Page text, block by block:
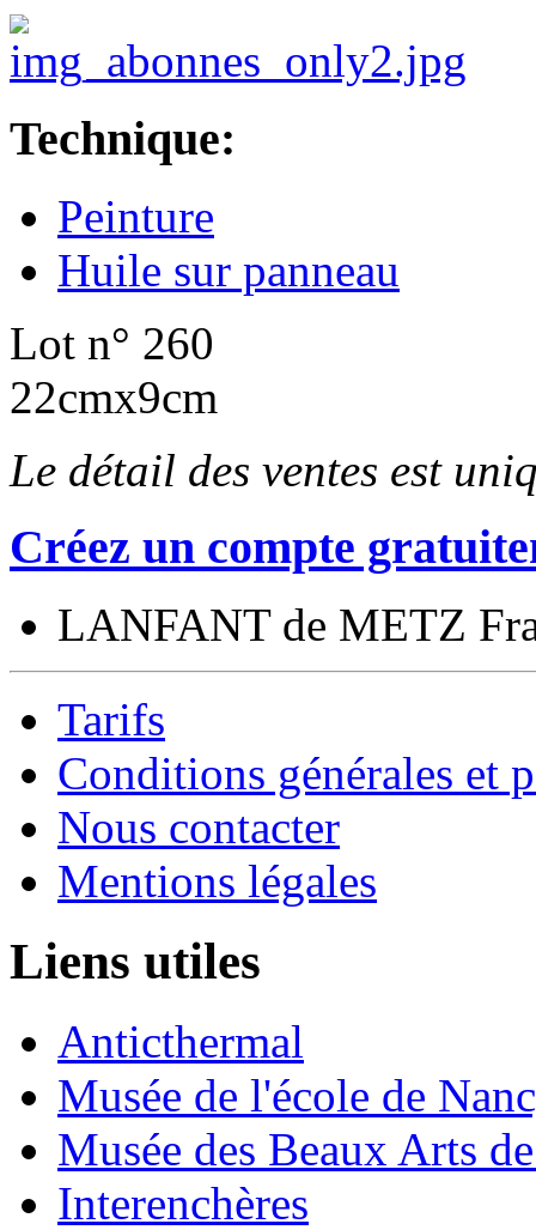
Technique:
Peinture
Huile sur panneau
Lot n° 260
22cmx9cm
Le détail des ventes est
Créez un compte
LANFANT de METZ
Tarifs
Conditions générales et
Nous contacter
Mentions légales
Liens utiles
Anticthermal
Musée de l'école de
Musée des Beaux Arts
Interenchères